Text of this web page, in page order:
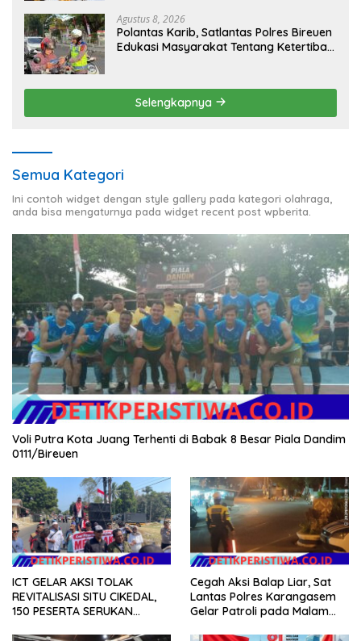
Agustus 8, 2026
Polantas Karib, Satlantas Polres Bireuen
Edukasi Masyarakat Tentang Ketertiban
Selengkapnya
Semua Kategori
Ini contoh widget dengan style gallery pada kategori olahraga,
anda bisa mengaturnya pada widget recent post wpberita.
Voli Putra Kota Juang Terhenti di Babak 8 Besar Piala Dandim
0111/Bireuen
ICT GELAR AKSI TOLAK
REVITALISASI SITU CIKEDAL,
150 PESERTA SERUKAN
Cegah Aksi Balap Liar, Sat
Lantas Polres Karangasem
Gelar Patroli pada Malam